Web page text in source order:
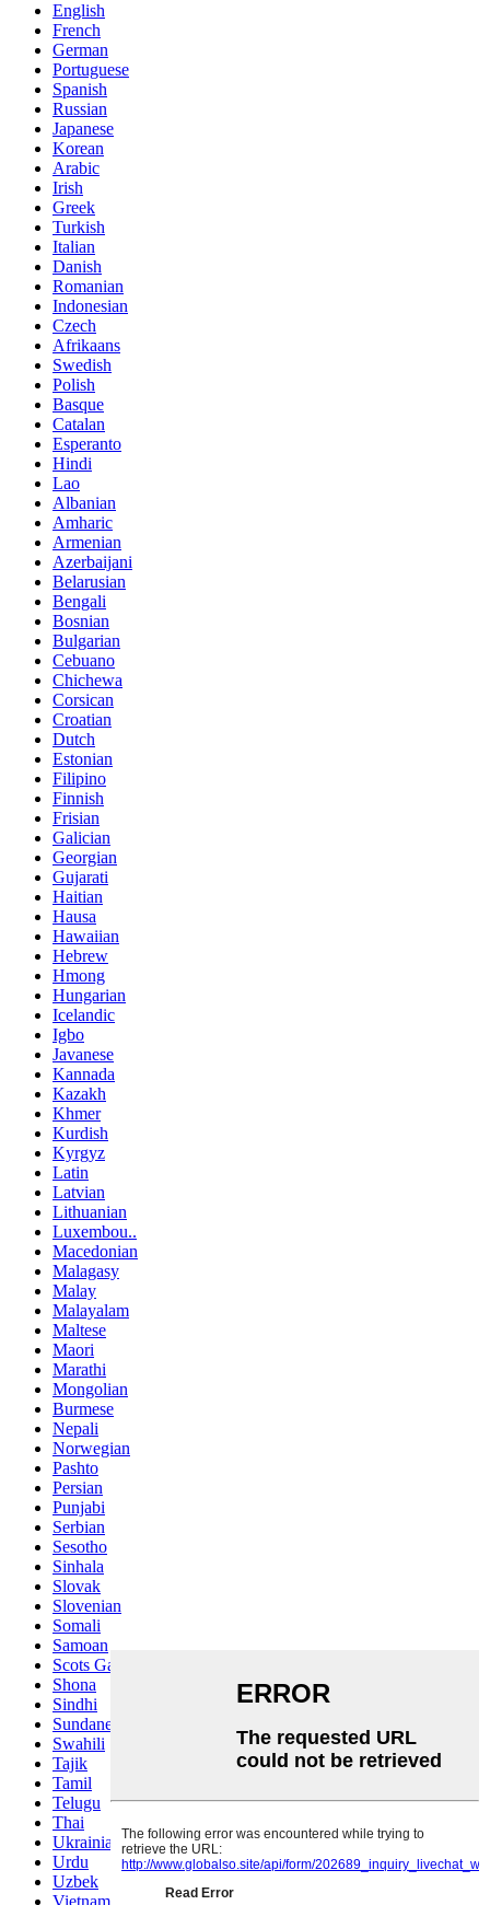
English
French
German
Portuguese
Spanish
Russian
Japanese
Korean
Arabic
Irish
Greek
Turkish
Italian
Danish
Romanian
Indonesian
Czech
Afrikaans
Swedish
Polish
Basque
Catalan
Esperanto
Hindi
Lao
Albanian
Amharic
Armenian
Azerbaijani
Belarusian
Bengali
Bosnian
Bulgarian
Cebuano
Chichewa
Corsican
Croatian
Dutch
Estonian
Filipino
Finnish
Frisian
Galician
Georgian
Gujarati
Haitian
Hausa
Hawaiian
Hebrew
Hmong
Hungarian
Icelandic
Igbo
Javanese
Kannada
Kazakh
Khmer
Kurdish
Kyrgyz
Latin
Latvian
Lithuanian
Luxembou..
Macedonian
Malagasy
Malay
Malayalam
Maltese
Maori
Marathi
Mongolian
Burmese
Nepali
Norwegian
Pashto
Persian
Punjabi
Serbian
Sesotho
Sinhala
Slovak
Slovenian
Somali
Samoan
Scots Gaelic
Shona
Sindhi
Sundanese
Swahili
Tajik
Tamil
Telugu
Thai
Ukrainian
Urdu
Uzbek